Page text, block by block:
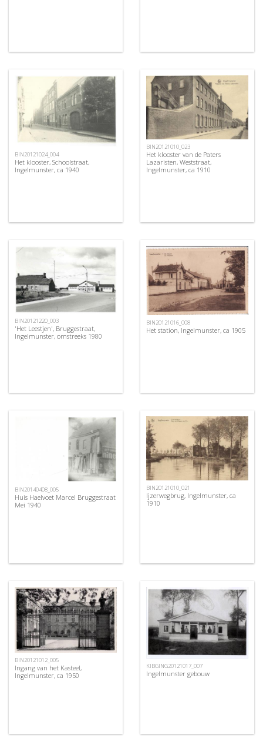
BIN20121024_004
Het klooster, Schoolstraat,
Ingelmunster, ca 1940
BIN20121010_023
Het klooster van de Paters
Lazaristen, Weststraat,
Ingelmunster, ca 1910
BIN20121220_003
'Het Leestjen', Bruggestraat,
Ingelmunster, omstreeks 1980
BIN20121016_008
Het station, Ingelmunster, ca 1905
BIN20140408_005
Huis Haelvoet Marcel Bruggestraat
Mei 1940
BIN20121010_021
Ijzerwegbrug, Ingelmunster, ca
1910
BIN20121012_005
Ingang van het Kasteel,
Ingelmunster, ca 1950
KIBGING20121017_007
Ingelmunster gebouw